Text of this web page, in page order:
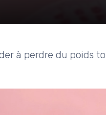
à perdre du poids